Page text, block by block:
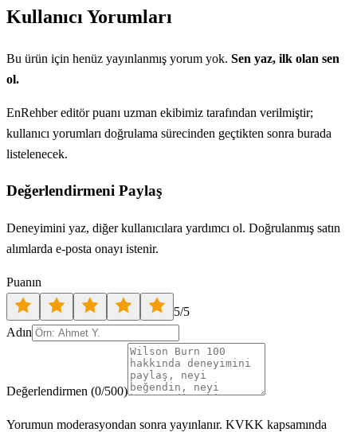
Kullanıcı Yorumları
Bu ürün için henüz yayınlanmış yorum yok. Sen yaz, ilk olan sen
ol.
EnRehber editör puanı uzman ekibimiz tarafından verilmiştir;
kullanıcı yorumları doğrulama sürecinden geçtikten sonra burada
listelenecek.
Değerlendirmeni Paylaş
Deneyimini yaz, diğer kullanıcılara yardımcı ol. Doğrulanmış satın
alımlarda e-posta onayı istenir.
Puanın
5/5
Adın
Değerlendirmen (0/500)
Yorumun moderasyondan sonra yayınlanır. KVKK kapsamında